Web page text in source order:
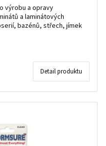
výrobu a opravy
a laminátových
bazénů, střech, jímek
Detail produktu